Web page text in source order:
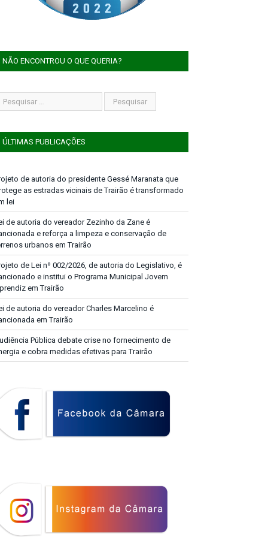
NÃO ENCONTROU O QUE QUERIA?
ÚLTIMAS PUBLICAÇÕES
de autoria do presidente Gessé Maranata que
as estradas vicinais de Trairão é transformado
lei
de autoria do vereador Zezinho da Zane é
e reforça a limpeza e conservação de
urbanos em Trairão
de Lei nº 002/2026, de autoria do Legislativo, é
e institui o Programa Municipal Jovem
em Trairão
de autoria do vereador Charles Marcelino é
em Trairão
Pública debate crise no fornecimento de
e cobra medidas efetivas para Trairão